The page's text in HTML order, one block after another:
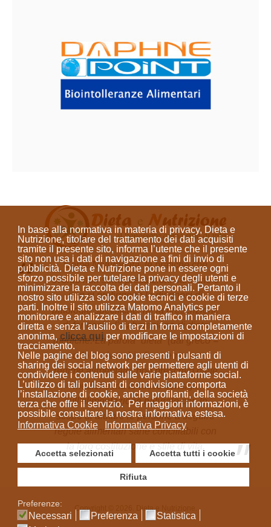
In base alla normativa in materia di privacy, Dieta e
Nutrizione, titolare del trattamento dei dati acquisiti
tramite il presente sito, informa l’utente che il presente
sito non usa i dati di navigazione a fini di invio di
pubblicità. Dieta e Nutrizione pone in essere ogni
sforzo possibile per tutelare la privacy degli utenti e
minimizzare la raccolta dei dati personali. Pertanto il
nostro sito utilizza solo cookie tecnici e cookie di terze
parti. Inoltre il sito utilizza Matomo Analytics per
monitorare e analizzare i dati di traffico in maniera
diretta e senza l’ausilio di terzi in forma completamente
anonima, clicca quiper modificare le impostazioni di
tracciamento.
Nelle pagine del blog sono presenti i pulsanti di
sharing dei social network per permettere agli utenti di
condividere i contenuti sulle varie piattaforme social.
L’utilizzo di tali pulsanti di condivisione comporta
l’installazione di cookie, anche profilanti, della società
terza che offre il servizio. Per maggiori informazioni, è
possibile consultare la nostra informativa estesa.
Informativa Cookie
Informativa Privacy
Accetta selezionati Accetta tutti i cookie
Rifiuta
Preferenze:
Necessari Preferenza
Statistica
Come Naturopata, le pratiche che
svolgo non sono prestazioni sanitarie e
non si prefiggono la diagnosi di
patologie specifiche, né la prescrizione
di farmaci o l'elaborazione di diete
mediche. La parola “dieta” (dal greco =
modo di vivere)indica sempre un
regime alimentare; non prescrivo diete
mediche ma fornisco consigli
sull'alimentazione naturale con lo
scopo di aiutare le persone a seguire
regole alimentari sane conciliabili con
la loro costituzione e stile di vita.
Copyright © 2026. Dieta e Nutrizione.